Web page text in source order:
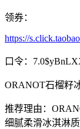
领券：
https://
口令：
ORANOT石榴籽
推荐理由：
细腻柔滑冰淇淋